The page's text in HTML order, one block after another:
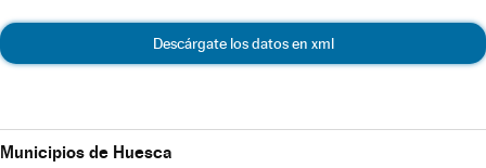
Descárgate los datos en xml
Municipios de Huesca